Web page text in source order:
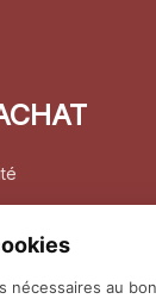
nécessaires au